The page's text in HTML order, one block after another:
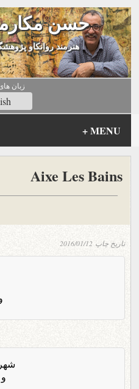
حسن
هنرمند روانکاو
زبان
MENU
+
Aixe Les Bains
تاریخ چاپ 2016/01/12